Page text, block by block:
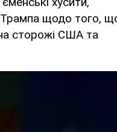
щодо того,
сторожі США та